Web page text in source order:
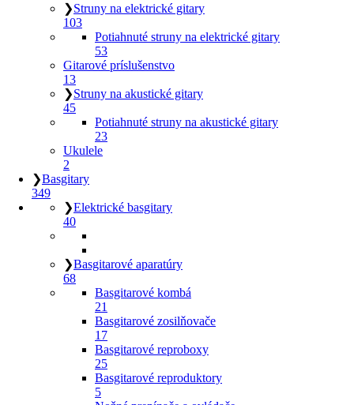
❯Struny na elektrické gitary
103
Potiahnuté struny na elektrické gitary
53
Gitarové príslušenstvo
13
❯Struny na akustické gitary
45
Potiahnuté struny na akustické gitary
23
Ukulele
2
❯Basgitary
349
❯Elektrické basgitary
40
❯Basgitarové aparatúry
68
Basgitarové kombá
21
Basgitarové zosilňovače
17
Basgitarové reproboxy
25
Basgitarové reproduktory
5